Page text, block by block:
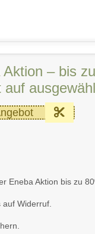
Aktion – bis
auf
Eneba Aktion bis zu
Widerruf.